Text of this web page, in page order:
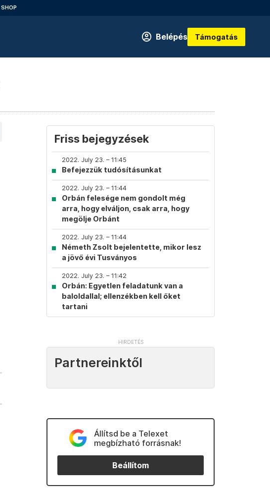
SHOP
Belépés Támogatás
Friss bejegyzések
2022. July 23. – 11:45
Befejezzük tudósításunkat
2022. July 23. – 11:44
Orbán felesége nem gondolt még
arra, hogy elváljon, csak arra, hogy
megölje Orbánt
2022. July 23. – 11:44
Németh Zsolt bejelentette, mikor lesz
a jövő évi Tusványos
2022. July 23. – 11:42
Orbán: Egyetlen feladatunk van a
baloldallal; ellenzékben kell őket
tartani
Partnereinktől
Állítsd be a Telexet
megbízható forrásnak!
Beállítom